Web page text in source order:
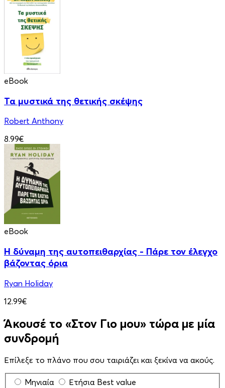
eBook
Τα μυστικά της θετικής σκέψης
Robert Anthony
8.99€
eBook
Η δύναμη της αυτοπειθαρχίας - Πάρε τον έλεγχο
βάζοντας όρια
Ryan Holiday
12.99€
Άκουσέ το «Στον Γιο μου» τώρα με μία
συνδρομή
Επίλεξε το πλάνο που σου ταιριάζει και ξεκίνα να ακούς.
Μηνιαία Ετήσια Best value